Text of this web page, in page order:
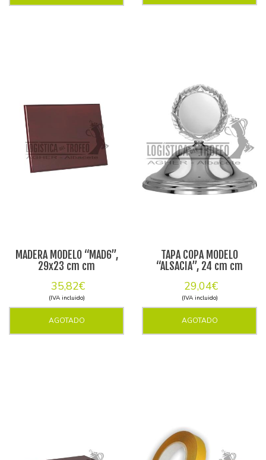
MADERA MODELO “MAD6”,
29x23 cm cm
35,82€
(IVA incluido)
AGOTADO
TAPA COPA MODELO
“ALSACIA”, 24 cm cm
29,04€
(IVA incluido)
AGOTADO